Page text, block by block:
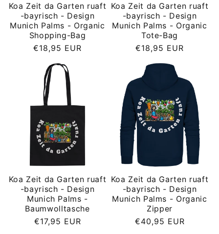
Koa Zeit da Garten ruaft
-bayrisch - Design
Munich Palms - Organic
Shopping-Bag
Normaler
€18,95 EUR
Koa Zeit da Garten ruaft
-bayrisch - Design
Munich Palms - Organic
Tote-Bag
Normaler
€18,95 EUR
Koa Zeit da Garten ruaft
-bayrisch - Design
Munich Palms -
Baumwolltasche
Normaler
€17,95 EUR
Koa Zeit da Garten ruaft
-bayrisch - Design
Munich Palms - Organic
Zipper
Normaler
€40,95 EUR